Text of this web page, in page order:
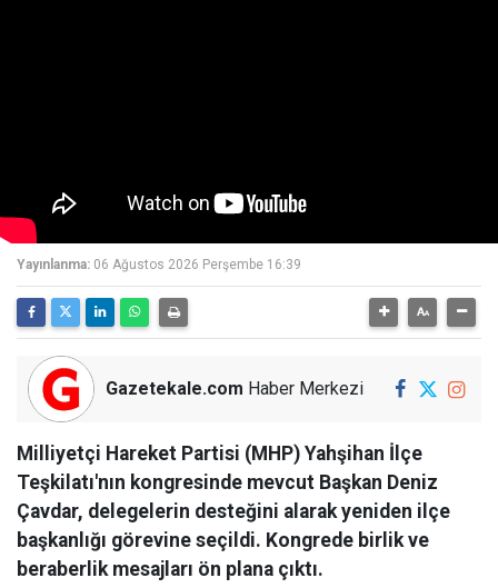
Yayınlanma: 06 Ağustos 2026 Perşembe 16:39
Gazetekale.com Haber Merkezi
Milliyetçi Hareket Partisi (MHP) Yahşihan İlçe
Teşkilatı'nın kongresinde mevcut Başkan Deniz
Çavdar, delegelerin desteğini alarak yeniden ilçe
başkanlığı görevine seçildi. Kongrede birlik ve
beraberlik mesajları ön plana çıktı.